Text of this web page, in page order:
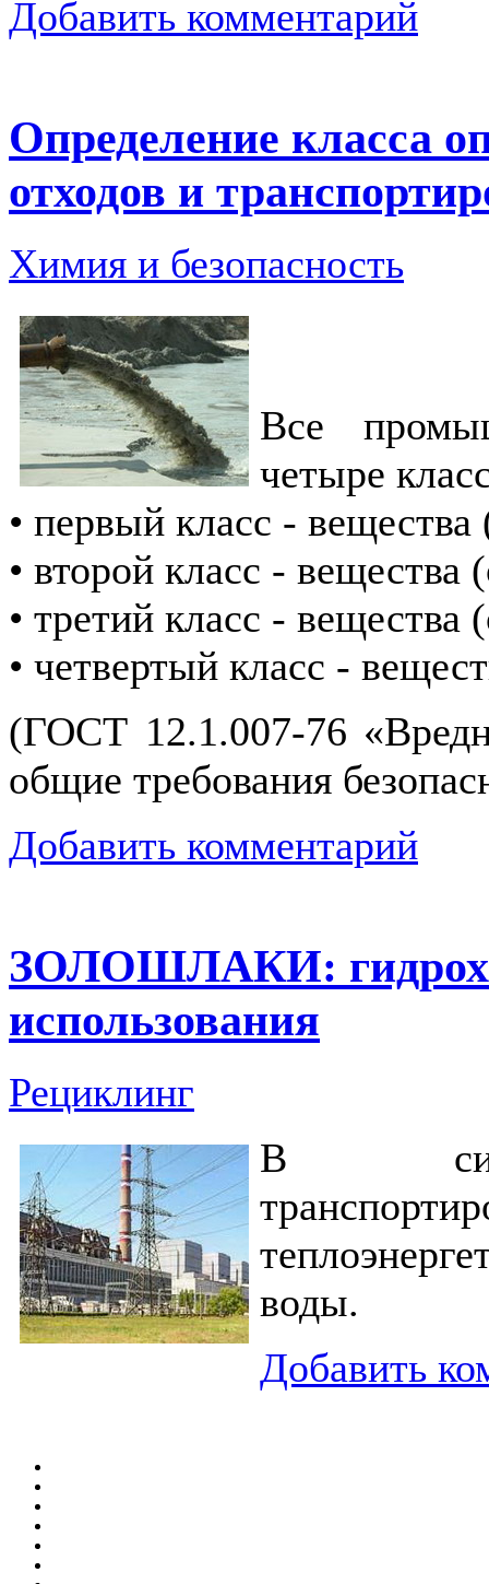
Добавить комментарий
Определение класса
отходов и
Химия и безопасность
Все
четыре
• первый класс -
• второй класс -
• третий класс -
• четвертый класс -
(ГОСТ 12.1.007-76
общие требования
Добавить комментарий
ЗОЛОШЛАКИ:
использования
Рециклинг
В
воды.
Добавить